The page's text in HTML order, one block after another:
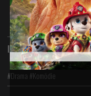
Invite, The
#Drama #Komödie